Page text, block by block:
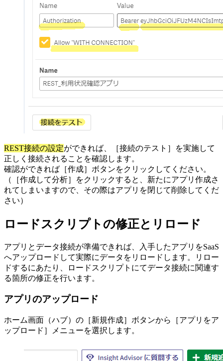
REST接続の設定ができれば、［接続のテスト］を実施して
正しく接続されることを確認します。
確認ができれば［作成］ボタンをクリックしてください。
（［作成して分析］をクリックすると、新たにアプリ作成さ
れてしまいますので、その際はアプリを閉じて削除してくだ
さい）
ロードスクリプトの修正とリロード
アプリとデータ接続が準備できれば、入手したアプリをSaaS
へアップロードして実際にデータをリロードします。リロー
ドするにあたり、ロードスクリプトにてデータ接続に関連す
る箇所の修正を行います。
アプリのアップロード
ホーム画面（ハブ）の［新規作成］ボタンから［アプリをア
ップロード］メニューを選択します。